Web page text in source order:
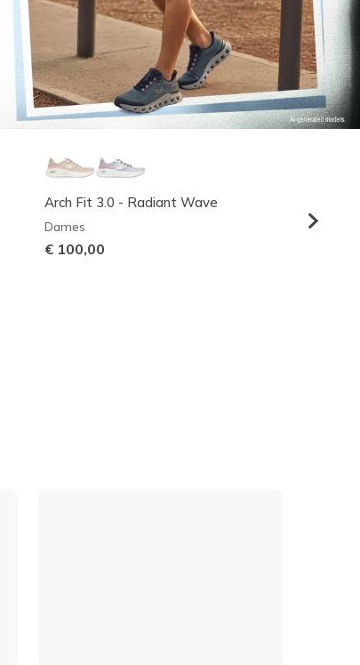
Arch Fit 3.0 - Radiant Wave
Dames
€ 100,00
Heren